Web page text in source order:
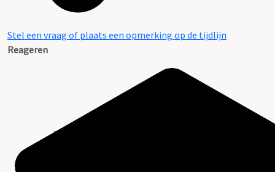
Stel een vraag of plaats een opmerking op de tijdlijn
Reageren